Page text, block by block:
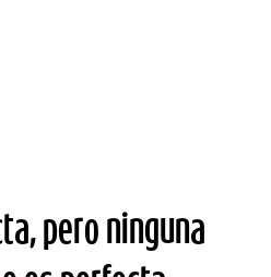
pero ninguna